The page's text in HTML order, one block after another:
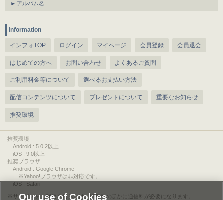
アルバム名
information
インフォTOP ログイン マイページ 会員登録 会員退会
はじめての方へ お問い合わせ よくあるご質問
ご利用料金等について 選べるお支払い方法
配信コンテンツについて プレゼントについて 重要なお知らせ
推奨環境
推奨環境
Android : 5.0.2以上
iOS : 9.0以上
推奨ブラウザ
Android : Google Chrome
※Yahoo!ブラウザは非対応です。
iOS : Safari
サービスをご利用されるには、情報料のほかに通信料が必要になります。
Our use of Cookies